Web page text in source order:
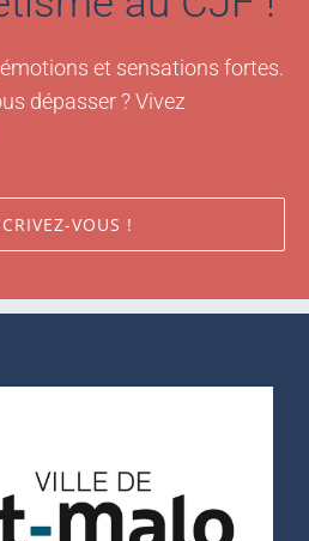
et sensations fortes.
dépasser ? Vivez
VOUS !